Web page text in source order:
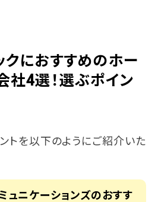
クにおすすめのホー
社4選！選ぶポイン
トを以下のようにご紹介いた
ュニケーションズのおすす